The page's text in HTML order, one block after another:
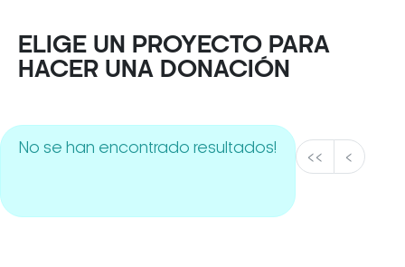
ELIGE UN PROYECTO PARA
HACER UNA DONACIÓN
No se han encontrado resultados!
<< <